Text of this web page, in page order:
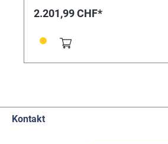
messingfarbene Bogenzifferblatt hat
mit römischen Ziffern sowie
Filigranzierecken mit geätztem Dekor. Nachtblaue
2.201,99 CHF*
Kontakt